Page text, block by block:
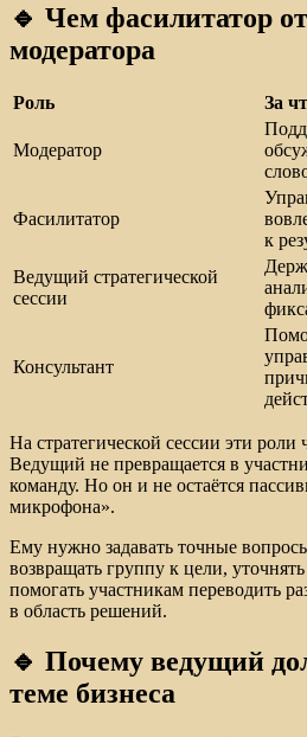
🔹 Чем фасилитатор
модератора
Роль За
Модератор
Фасилитатор
к
Ведущий стратегической
сессии
Консультант
На стратегической сессии эти роли
Ведущий не превращается в
команду. Но он и не остаётся
микрофона».
Ему нужно задавать точные
возвращать группу к цели,
помогать участникам переводить
в область решений.
🔹 Почему ведущий
теме бизнеса